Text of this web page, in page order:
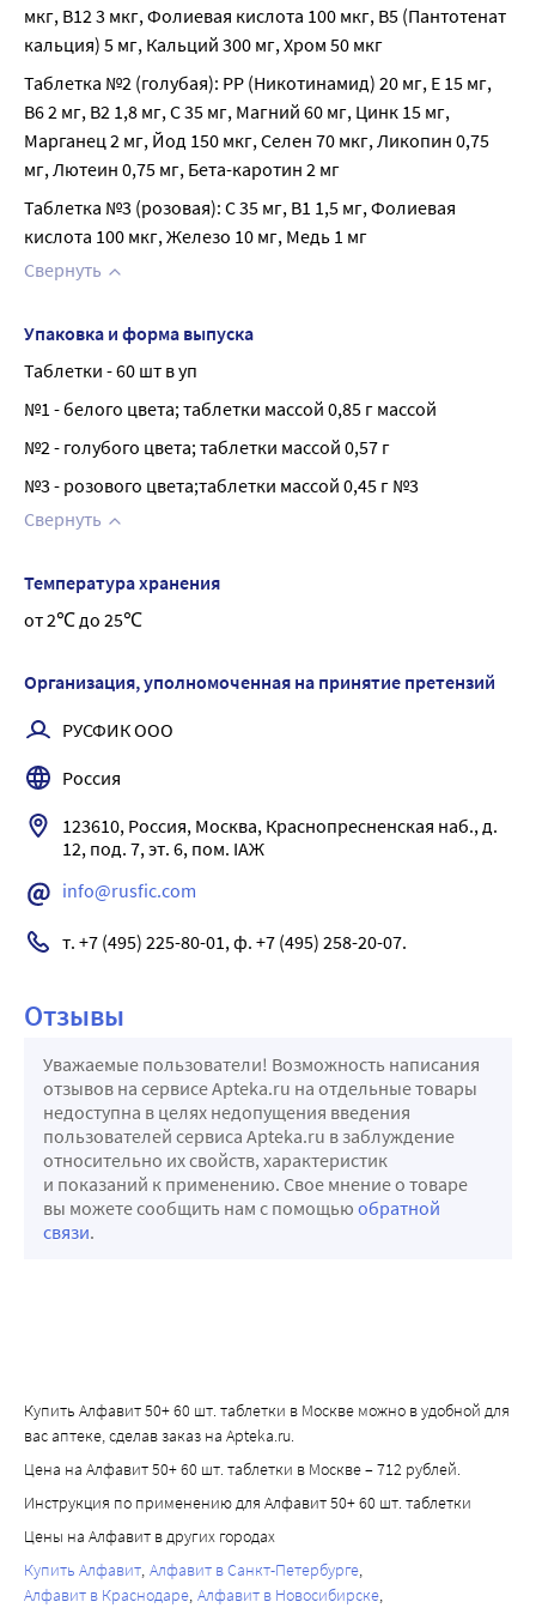
мкг, В12 3 мкг, Фолиевая кислота 100 мкг, В5 (Пантотенат
кальция) 5 мг, Кальций 300 мг, Хром 50 мкг
Таблетка №2 (голубая): РР (Никотинамид) 20 мг, Е 15 мг,
В6 2 мг, В2 1,8 мг, С 35 мг, Магний 60 мг, Цинк 15 мг,
Марганец 2 мг, Йод 150 мкг, Селен 70 мкг, Ликопин 0,75
мг, Лютеин 0,75 мг, Бета-каротин 2 мг
Таблетка №3 (розовая): С 35 мг, В1 1,5 мг, Фолиевая
кислота 100 мкг, Железо 10 мг, Медь 1 мг
Свернуть
Упаковка и форма выпуска
Таблетки - 60 шт в уп
№1 - белого цвета; таблетки массой 0,85 г массой
№2 - голубого цвета; таблетки массой 0,57 г
№3 - розового цвета;таблетки массой 0,45 г №3
Свернуть
Температура хранения
от 2℃ до 25℃
Организация, уполномоченная на принятие претензий
РУСФИК ООО
Россия
123610, Россия, Москва, Краснопресненская наб., д.
12, под. 7, эт. 6, пом. IАЖ
info@rusfic.com
т. +7 (495) 225-80-01, ф. +7 (495) 258-20-07.
Отзывы
Уважаемые пользователи! Возможность написания
отзывов на сервисе Apteka.ru на отдельные товары
недоступна в целях недопущения введения
пользователей сервиса Apteka.ru в заблуждение
относительно их свойств, характеристик
и показаний к применению. Свое мнение о товаре
вы можете сообщить нам с помощью обратной
связи.
Купить Алфавит 50+ 60 шт. таблетки в Москве можно в удобной для
вас аптеке, сделав заказ на Apteka.ru.
Цена на Алфавит 50+ 60 шт. таблетки в Москве – 712 рублей.
Инструкция по применению для Алфавит 50+ 60 шт. таблетки
Цены на Алфавит в других городах
Купить Алфавит Алфавит в Санкт-Петербурге
Алфавит в Краснодаре Алфавит в Новосибирске